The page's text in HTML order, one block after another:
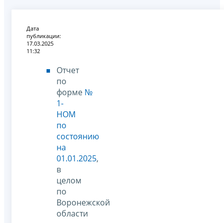
Дата
публикации:
17.03.2025
11:32
Отчет
по
форме №
1-
НОМ
по
состоянию
на
01.01.2025,
в
целом
по
Воронежской
области